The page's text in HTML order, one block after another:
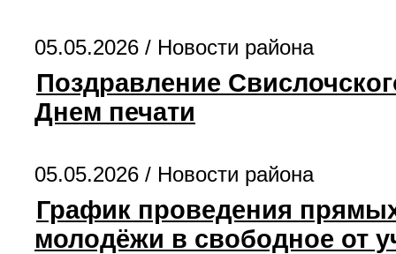
05.05.2026 / Новости района
Поздравление
Днем печати
05.05.2026 / Новости района
График проведения
молодёжи в свободное от